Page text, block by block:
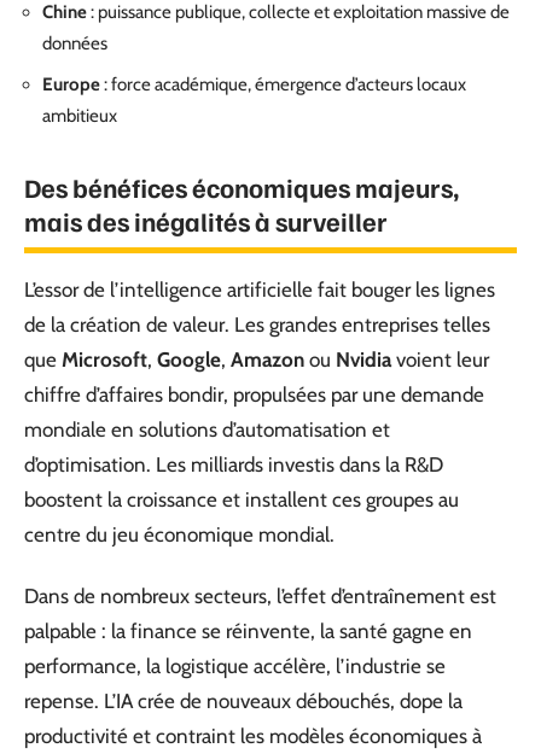
Chine: puissance publique, collecte et exploitation massive de
données
Europe: force académique, émergence d’acteurs locaux
ambitieux
Des bénéfices économiques majeurs,
mais des inégalités à surveiller
L’essor de l’intelligence artificielle fait bouger les lignes
de la création de valeur. Les grandes entreprises telles
que Microsoft, Google, Amazon ou Nvidiavoient leur
chiffre d’affaires bondir, propulsées par une demande
mondiale en solutions d’automatisation et
d’optimisation. Les milliards investis dans la R&D
boostent la croissance et installent ces groupes au
centre du jeu économique mondial.
Dans de nombreux secteurs, l’effet d’entraînement est
palpable : la finance se réinvente, la santé gagne en
performance, la logistique accélère, l’industrie se
repense. L’IA crée de nouveaux débouchés, dope la
productivité et contraint les modèles économiques à